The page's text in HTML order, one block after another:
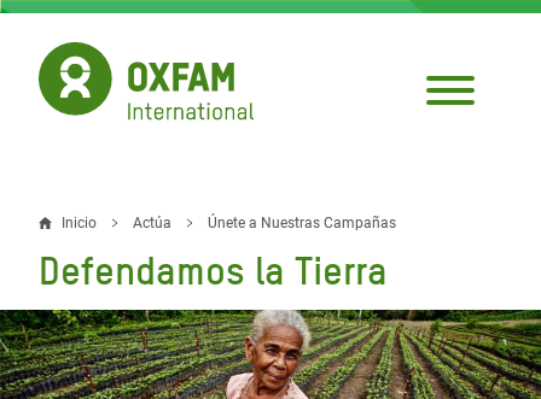
Pasar
contenido
principal
Sobrescribir
enlaces
de
ayuda
Inicio Actúa Únete a Nuestras Campañas
Defendamos la Tierra